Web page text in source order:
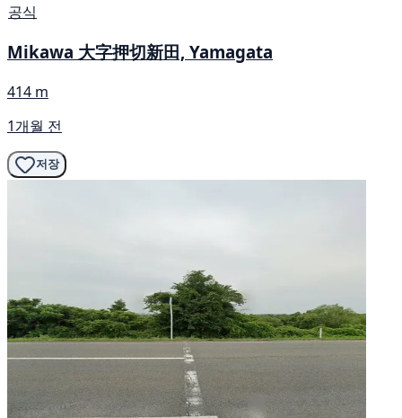
공식
Mikawa 大字押切新田, Yamagata
414 m
1개월 전
저장